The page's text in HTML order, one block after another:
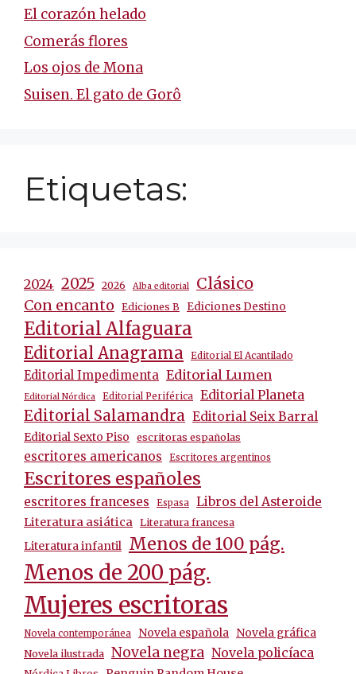
El corazón helado
Comerás flores
Los ojos de Mona
Suisen. El gato de Gorô
Etiquetas:
2024 2025 2026 Alba editorial Clásico
Con encanto Ediciones B Ediciones Destino
Editorial Alfaguara
Editorial Anagrama Editorial El Acantilado
Editorial Impedimenta Editorial Lumen
Editorial Nórdica Editorial Periférica Editorial Planeta
Editorial Salamandra Editorial Seix Barral
Editorial Sexto Piso escritoras españolas
escritores americanos Escritores argentinos
Escritores españoles
escritores franceses Espasa Libros del Asteroide
Literatura asiática Literatura francesa
Literatura infantil Menos de 100 pág.
Menos de 200 pág.
Mujeres escritoras
Novela contemporánea Novela española Novela gráfica
Novela ilustrada Novela negra Novela policíaca